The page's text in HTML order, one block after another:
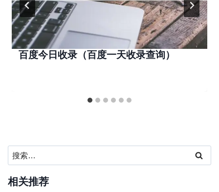
百度今日收录（百度一天收录查询）
搜
索：
相关推荐